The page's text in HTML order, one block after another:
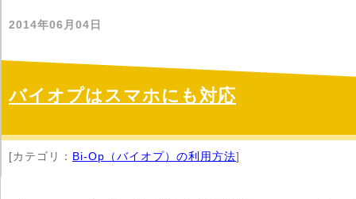
2014年06月04日
バイオプはスマホにも対応
[カテゴリ： Bi-Op（バイオプ）の利用方法]